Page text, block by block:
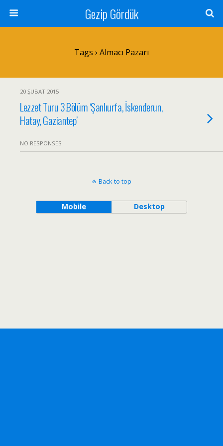
Gezip Gördük
Tags › Almacı Pazarı
20 ŞUBAT 2015
Lezzet Turu 3.Bölüm ‘Şanlıurfa, İskenderun,
Hatay, Gaziantep’
NO RESPONSES
Back to top
Mobile Desktop